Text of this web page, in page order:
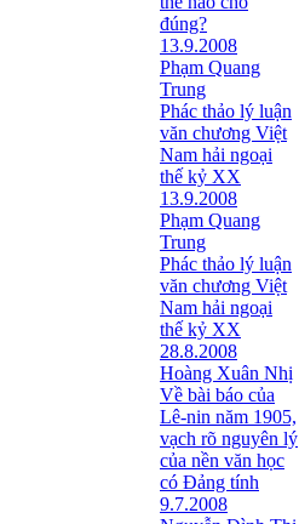
đúng?
13.9.2008
Phạm Quang
Trung
Phác thảo lý luận
văn chương Việt
Nam hải ngoại
thế kỷ XX
13.9.2008
Phạm Quang
Trung
Phác thảo lý luận
văn chương Việt
Nam hải ngoại
thế kỷ XX
28.8.2008
Hoàng Xuân Nhị
Về bài báo của
Lê-nin năm 1905,
vạch rõ nguyên lý
của nền văn học
có Đảng tính
9.7.2008